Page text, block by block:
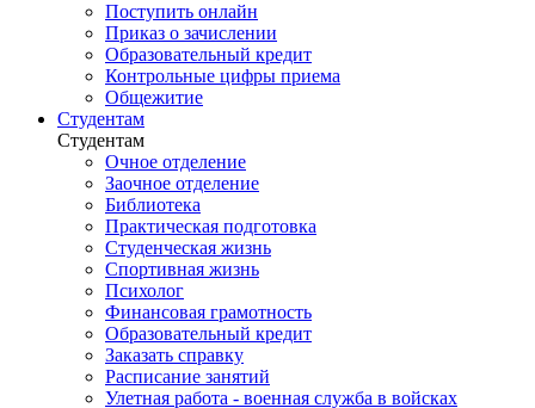
Поступить онлайн
Приказ о зачислении
Образовательный кредит
Контрольные цифры приема
Общежитие
Студентам
Студентам
Очное отделение
Заочное отделение
Библиотека
Практическая подготовка
Студенческая жизнь
Спортивная жизнь
Психолог
Финансовая грамотность
Образовательный кредит
Заказать справку
Расписание занятий
Улетная работа - военная служба в войсках